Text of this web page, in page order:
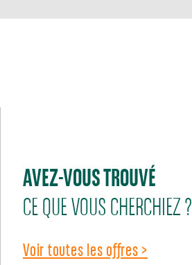
AVEZ-VOUS TROUVÉ
CE QUE VOUS CHERCHIEZ ?
Voir toutes les offres >